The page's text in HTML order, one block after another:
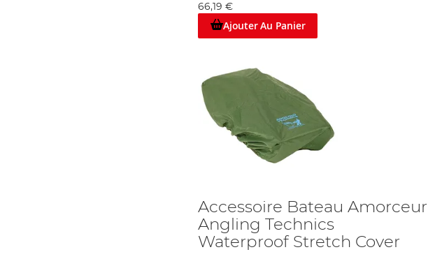
66,19 €
Ajouter Au Panier
Accessoire Bateau Amorceur
Angling Technics
Waterproof Stretch Cover